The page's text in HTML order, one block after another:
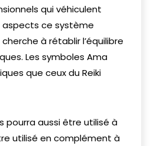
qui véhiculent
aspects ce système
à rétablir l’équilibre
Les symboles Ama
que ceux du Reiki
pourra aussi être utilisé à
utilisé en complément à